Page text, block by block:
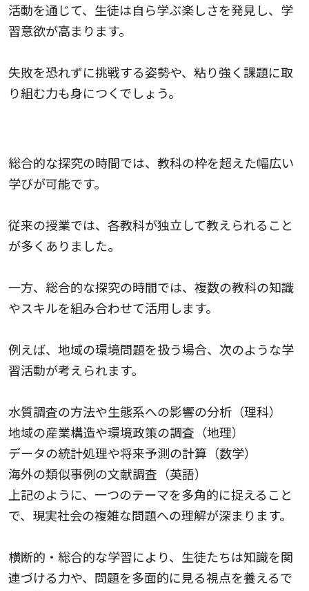
活動を通じて、生徒は自ら学ぶ楽しさを発見し、学
習意欲が高まります。
失敗を恐れずに挑戦する姿勢や、粘り強く課題に取
り組む力も身につくでしょう。
総合的な探究の時間では、教科の枠を超えた幅広い
学びが可能です。
従来の授業では、各教科が独立して教えられること
が多くありました。
一方、総合的な探究の時間では、複数の教科の知識
やスキルを組み合わせて活用します。
例えば、地域の環境問題を扱う場合、次のような学
習活動が考えられます。
水質調査の方法や生態系への影響の分析（理科）
地域の産業構造や環境政策の調査（地理）
データの統計処理や将来予測の計算（数学）
海外の類似事例の文献調査（英語）
上記のように、一つのテーマを多角的に捉えること
で、現実社会の複雑な問題への理解が深まります。
横断的・総合的な学習により、生徒たちは知識を関
連づける力や、問題を多面的に見る視点を養えるで